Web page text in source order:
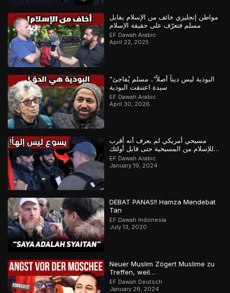
مواطن إنجليزي خائف من الإسلام يقابل
مسلم فتعرّف على حقيقة الإسلام
EF Dawah Arabic
April 22, 2025
“البوذية ليس ديناً أصلاً”.. مسلم يُفاجئ
سيدة اعتنقت البوذية
EF Dawah Arabic
April 30, 2026
مسيحي أمريكي لم يعرف أنه أقرب
للإسلام من المسيحية حتى قابل أولئك
المسلمين
EF Dawah Arabic
January 19, 2024
DEBAT PANAS!! Hamza Mendebat
Tan
EF Dawah Indonesia
July 13, 2020
Neuer Muslim Zögert Muslime zu
Treffen, weil…
EF Dawah Deutsch
January 26, 2024